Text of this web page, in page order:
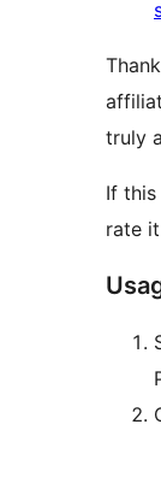
truly
If this
rate